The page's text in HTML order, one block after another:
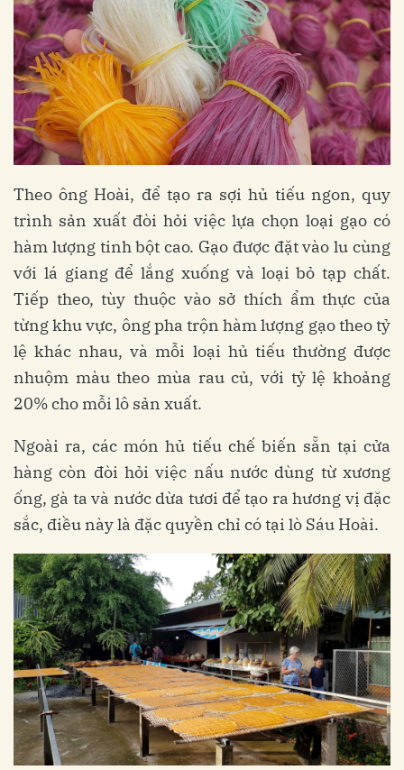
Theo ông Hoài, để tạo ra sợi hủ tiếu ngon, quy
trình sản xuất đòi hỏi việc lựa chọn loại gạo có
hàm lượng tinh bột cao. Gạo được đặt vào lu cùng
với lá giang để lắng xuống và loại bỏ tạp chất.
Tiếp theo, tùy thuộc vào sở thích ẩm thực của
từng khu vực, ông pha trộn hàm lượng gạo theo tỷ
lệ khác nhau, và mỗi loại hủ tiếu thường được
nhuộm màu theo mùa rau củ, với tỷ lệ khoảng
20% cho mỗi lô sản xuất.
Ngoài ra, các món hủ tiếu chế biến sẵn tại cửa
hàng còn đòi hỏi việc nấu nước dùng từ xương
ống, gà ta và nước dừa tươi để tạo ra hương vị đặc
sắc, điều này là đặc quyền chỉ có tại lò Sáu Hoài.